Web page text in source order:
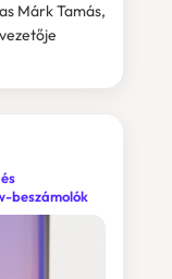
Márk Tamás,
beszámolók